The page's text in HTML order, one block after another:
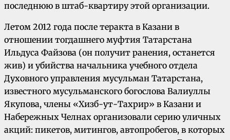
последнюю в штаб-квартиру этой организации.
Летом 2012 года после теракта в Казани в
отношении тогдашнего муфтия Татарстана
Ильдуса Файзова (он получит ранения, останется
жив) и убийства начальника учебного отдела
Духовного управления мусульман Татарстана,
известного мусульманского богослова Валиуллы
Якупова, члены «Хизб-ут-Тахрир» в Казани и
Набережных Челнах организовали серию уличных
акций: пикетов, митингов, автопробегов, в которых